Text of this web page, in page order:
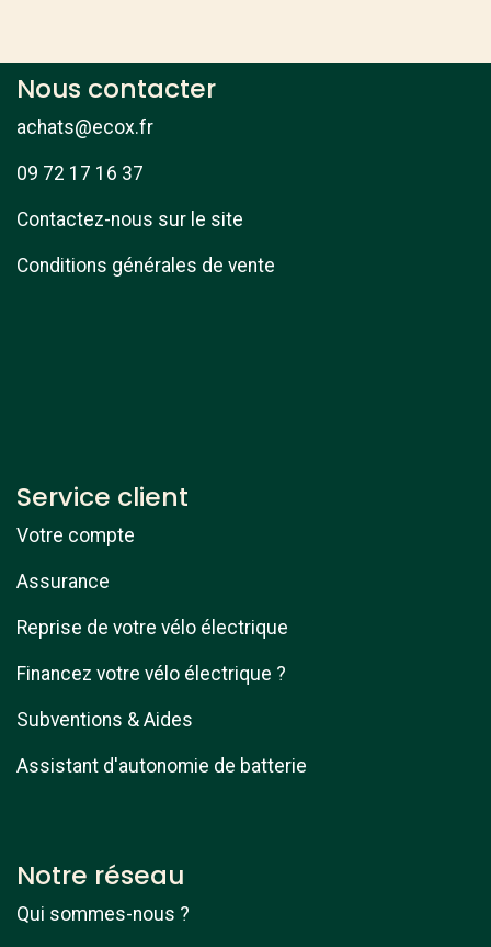
Nous contacter
achats@ecox.fr
09 72 17 16 37
Contactez-nous sur le site
Conditions générales de vente
Service client
Votre compte
Assurance
Reprise de votre vélo électrique
Financez votre vélo électrique ?
Subventions & Aides
Assistant d'autonomie de batterie
Notre réseau
Qui sommes-nous ?